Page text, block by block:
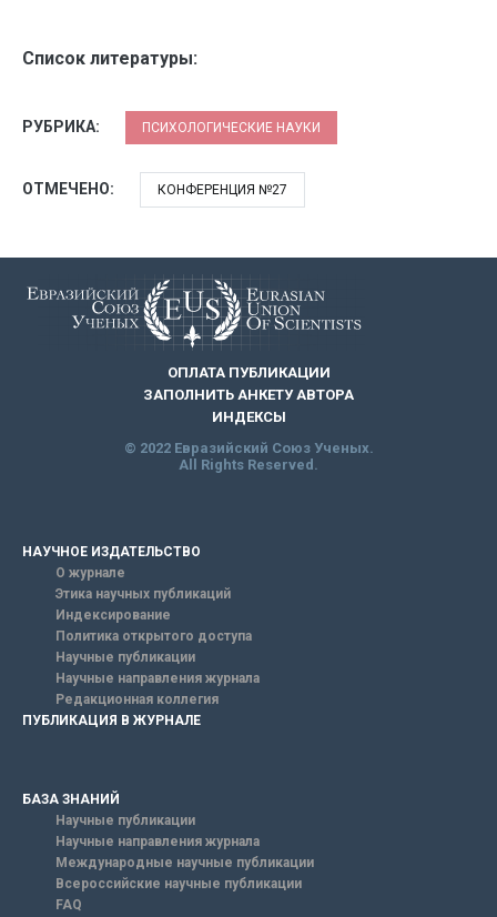
Список литературы:
РУБРИКА: ПСИХОЛОГИЧЕСКИЕ НАУКИ
ОТМЕЧЕНО: КОНФЕРЕНЦИЯ №27
ОПЛАТА ПУБЛИКАЦИИ
ЗАПОЛНИТЬ АНКЕТУ АВТОРА
ИНДЕКСЫ
© 2022 Евразийский Союз Ученых.
All Rights Reserved.
НАУЧНОЕ ИЗДАТЕЛЬСТВО
О журнале
Этика научных публикаций
Индексирование
Политика открытого доступа
Научные публикации
Научные направления журнала
Редакционная коллегия
ПУБЛИКАЦИЯ В ЖУРНАЛЕ
БАЗА ЗНАНИЙ
Научные публикации
Научные направления журнала
Международные научные публикации
Всероссийские научные публикации
FAQ